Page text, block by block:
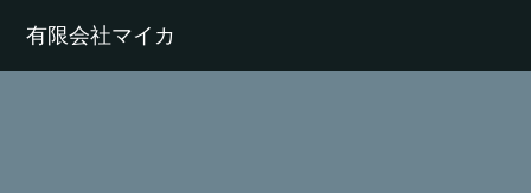
有限会社マイカ